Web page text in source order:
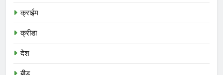
क्राईम
क्रीडा
देश